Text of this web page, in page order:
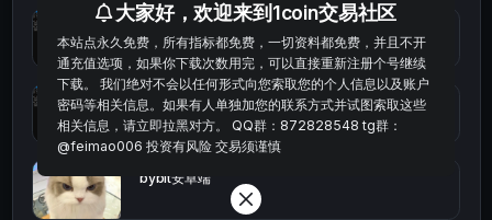
统计涨跌幅的python代码
okx的短线量化的免费版本
bybit安卓端
大家好，欢迎来到1coin交易社区
本站点永久免费，所有指标都免费，一切资料都免费，并且不开
通充值选项，如果你下载次数用完，可以直接重新注册个号继续
下载。 我们绝对不会以任何形式向您索取您的个人信息以及账户
密码等相关信息。如果有人单独加您的联系方式并试图索取这些
相关信息，请立即拉黑对方。 QQ群：872828548 tg群：
@feimao006 投资有风险 交易须谨慎